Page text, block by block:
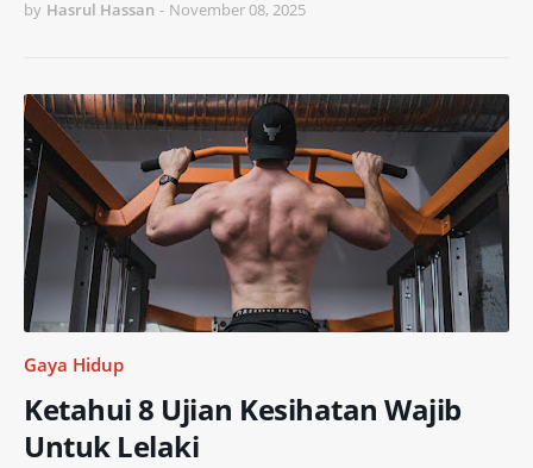
by Hasrul Hassan - November 08, 2025
Gaya Hidup
Ketahui 8 Ujian Kesihatan Wajib
Untuk Lelaki